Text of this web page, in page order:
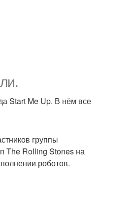
Start Me Up. В нём все
группы
The Rolling Stones на
роботов.